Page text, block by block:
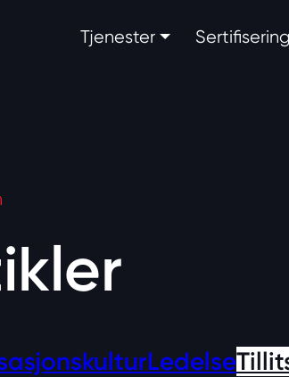
Tjenester Sertifisering
Ledelse